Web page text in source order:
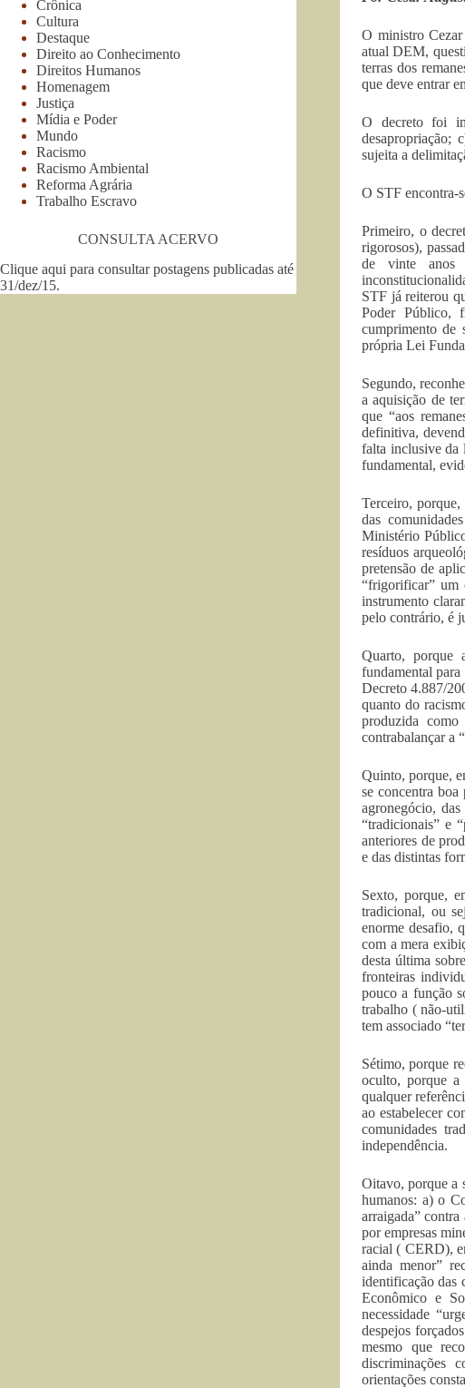
O ministro
atual DEM,
terras dos
que deve entrar
O decreto foi
desapropriação;
sujeita a
O STF encontra-
Primeiro, o
rigorosos),
de vinte anos
STF já reiterou
Poder Público,
cumprimento de
própria Lei
Segundo,
a aquisição de
que “aos
definitiva,
falta inclusive da
fundamental,
Terceiro,
das
Ministério
resíduos
pretensão de
“frigorificar” um
instrumento
pelo contrário, é
Quarto, porque
fundamental
Decreto 4.887/
quanto do
produzida
contrabalançar a
Quinto, porque,
se concentra
agronegócio,
“tradicionais” e
anteriores de
e das distintas
Sexto, porque,
tradicional, ou
enorme desafio,
com a mera
desta última
fronteiras
pouco a função
trabalho ( não-
tem associado
Sétimo, porque
oculto, porque a
qualquer
ao estabelecer
comunidades
independência.
Oitavo, porque a
humanos: a) o
arraigada”
por empresas
racial ( CERD),
ainda menor”
identificação das
Econômico e
necessidade
despejos
mesmo que
discriminações
orientações
Crônica
Cultura
Destaque
Direito ao Conhecimento
Direitos Humanos
Homenagem
Justiça
Mídia e Poder
Mundo
Racismo
Racismo Ambiental
Reforma Agrária
Trabalho Escravo
CONSULTA ACERVO
Clique aqui para consultar postagens publicadas até
31/dez/15.